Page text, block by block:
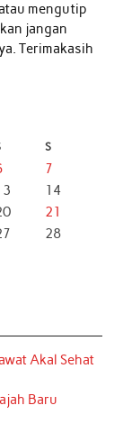
mengutip
jangan
Terimakasih
S
7
14
21
28
Akal Sehat
Baru